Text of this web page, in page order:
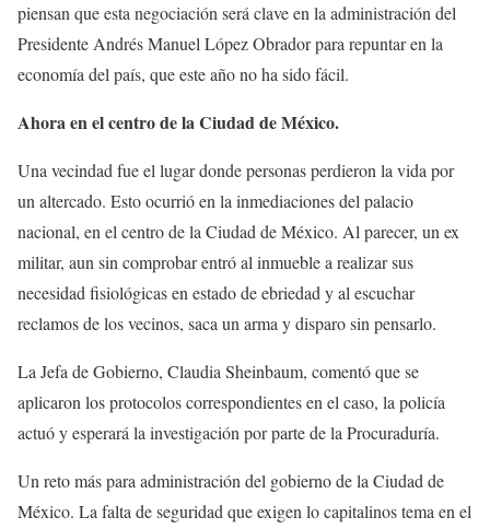
piensan que esta negociación será clave en la administración del
Presidente Andrés Manuel López Obrador para repuntar en la
economía del país, que este año no ha sido fácil.
Ahora en el centro de la Ciudad de México.
Una vecindad fue el lugar donde personas perdieron la vida por
un altercado. Esto ocurrió en la inmediaciones del palacio
nacional, en el centro de la Ciudad de México. Al parecer, un ex
militar, aun sin comprobar entró al inmueble a realizar sus
necesidad fisiológicas en estado de ebriedad y al escuchar
reclamos de los vecinos, saca un arma y disparo sin pensarlo.
La Jefa de Gobierno, Claudia Sheinbaum, comentó que se
aplicaron los protocolos correspondientes en el caso, la policía
actuó y esperará la investigación por parte de la Procuraduría.
Un reto más para administración del gobierno de la Ciudad de
México. La falta de seguridad que exigen lo capitalinos tema en el